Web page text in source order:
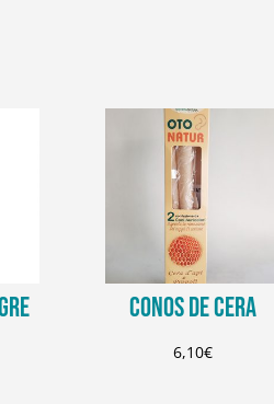
CONOS DE CERA
6,10€